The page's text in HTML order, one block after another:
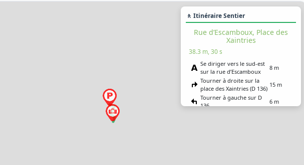
🚶 Itinéraire Sentier
Rue d’Escamboux, Place des
Xaintries
38.3 m, 30 s
Se diriger vers le sud-est
sur la rue d’Escamboux
8 m
Tourner à droite sur la
place des Xaintries (D 136)
15 m
Tourner à gauche sur D
136
6 m